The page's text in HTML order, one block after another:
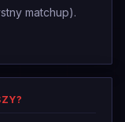
matchup).